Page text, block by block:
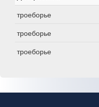
троеборье
троеборье
троеборье